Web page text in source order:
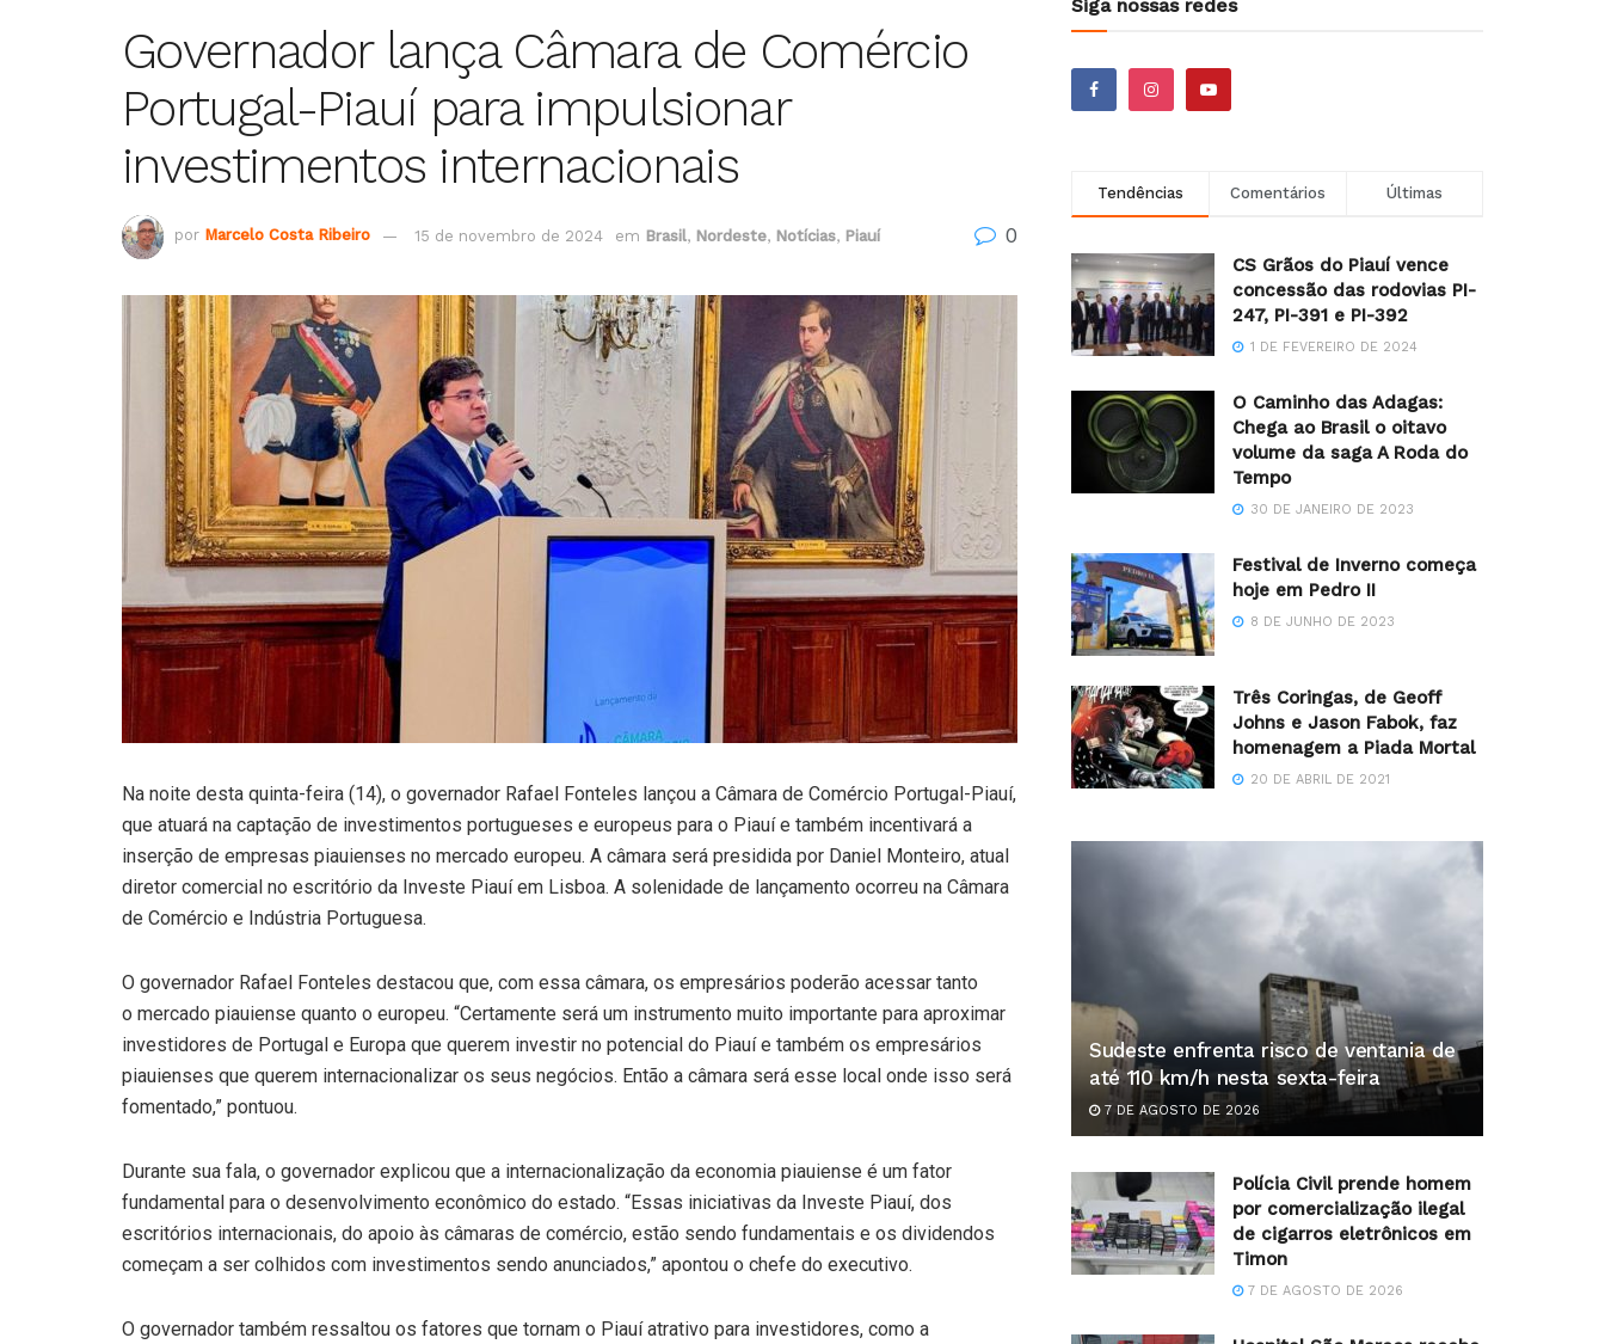
Governador lança Câmara de Comércio
Portugal-Piauí para impulsionar
investimentos internacionais
por Marcelo Costa Ribeiro 15 de novembro de 2024 em Brasil, Nordeste, Notícias, Piauí 0
Na noite desta quinta-feira (14), o governador Rafael Fonteles lançou a Câmara de Comércio Portugal-Piauí,
que atuará na captação de investimentos portugueses e europeus para o Piauí e também incentivará a
inserção de empresas piauienses no mercado europeu. A câmara será presidida por Daniel Monteiro, atual
diretor comercial no escritório da Investe Piauí em Lisboa. A solenidade de lançamento ocorreu na Câmara
de Comércio e Indústria Portuguesa.
O governador Rafael Fonteles destacou que, com essa câmara, os empresários poderão acessar tanto
o mercado piauiense quanto o europeu. “Certamente será um instrumento muito importante para aproximar
investidores de Portugal e Europa que querem investir no potencial do Piauí e também os empresários
piauienses que querem internacionalizar os seus negócios. Então a câmara será esse local onde isso será
fomentado,” pontuou.
Durante sua fala, o governador explicou que a internacionalização da economia piauiense é um fator
fundamental para o desenvolvimento econômico do estado. “Essas iniciativas da Investe Piauí, dos
escritórios internacionais, do apoio às câmaras de comércio, estão sendo fundamentais e os dividendos
começam a ser colhidos com investimentos sendo anunciados,” apontou o chefe do executivo.
O governador também ressaltou os fatores que tornam o Piauí atrativo para investidores, como a
Siga nossas redes
Tendências Comentários Últimas
CS Grãos do Piauí vence
concessão das rodovias PI-
247, PI-391 e PI-392
1 DE FEVEREIRO DE 2024
O Caminho das Adagas:
Chega ao Brasil o oitavo
volume da saga A Roda do
Tempo
30 DE JANEIRO DE 2023
Festival de Inverno começa
hoje em Pedro II
8 DE JUNHO DE 2023
Três Coringas, de Geoff
Johns e Jason Fabok, faz
homenagem a Piada Mortal
20 DE ABRIL DE 2021
Sudeste enfrenta risco de ventania de
até 110 km/h nesta sexta-feira
7 DE AGOSTO DE 2026
Polícia Civil prende homem
por comercialização ilegal
de cigarros eletrônicos em
Timon
7 DE AGOSTO DE 2026